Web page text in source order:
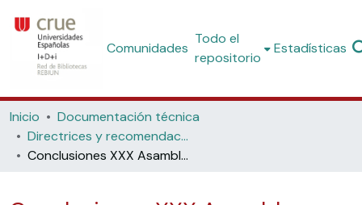
Comunidades
Todo el
repositorio
Estadísticas
Inicio
Documentación técnica
Directrices y recomendaciones
Conclusiones XXX Asamblea REBIUN